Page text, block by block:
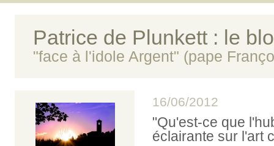
Patrice de Plunkett : le
"face à l'idole Argent" (pape
16/06/2012
"Qu'est-ce que
éclairante sur l'art